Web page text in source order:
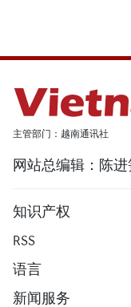
主管部门：越南通讯社
网站总编辑：陈
知识产权
RSS
语言
新闻服务